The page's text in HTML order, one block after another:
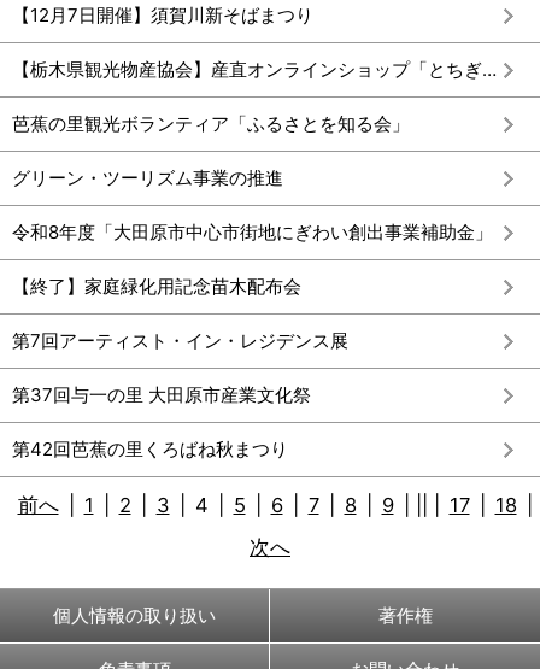
【12月7日開催】須賀川新そばまつり
【栃木県観光物産協会】産直オンラインショップ「とちぎもの」出店事業者募集
芭蕉の里観光ボランティア「ふるさとを知る会」
グリーン・ツーリズム事業の推進
令和8年度「大田原市中心市街地にぎわい創出事業補助金」
【終了】家庭緑化用記念苗木配布会
第7回アーティスト・イン・レジデンス展
第37回与一の里 大田原市産業文化祭
第42回芭蕉の里くろばね秋まつり
前へ 1 2 3 4 5 6 7 8 9 17 18
次へ
個人情報の取り扱い 著作権